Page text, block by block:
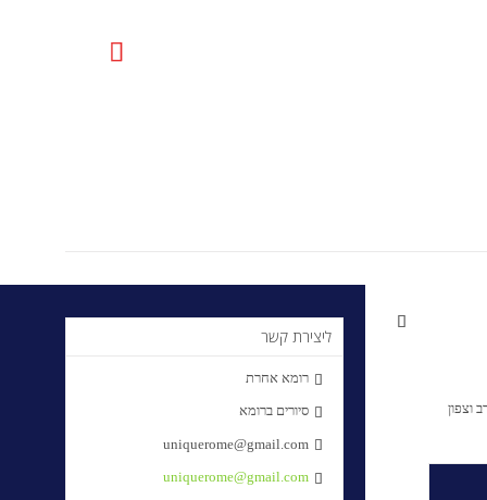

ליצירת קשר
 רומא אחרת
 סיורים ברומא

uniquerome@gmail.com

uniquerome@gmail.com

וצפון